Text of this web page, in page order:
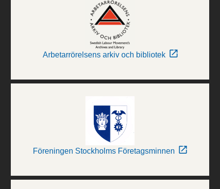
Arbetarrörelsens arkiv och bibliotek
Föreningen Stockholms Företagsminnen